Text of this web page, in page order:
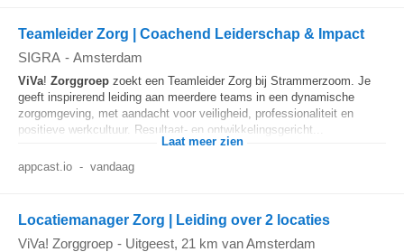
Teamleider Zorg | Coachend Leiderschap & Impact
SIGRA - Amsterdam
ViVa! Zorggroep zoekt een Teamleider Zorg bij Strammerzoom. Je
geeft inspirerend leiding aan meerdere teams in een dynamische
zorgomgeving, met aandacht voor veiligheid, professionaliteit en
positieve werkcultuur. Resultaat- en ontwikkelingsgericht...
Laat meer zien
appcast.io - vandaag
Locatiemanager Zorg | Leiding over 2 locaties
ViVa! Zorggroep - Uitgeest, 21 km van Amsterdam